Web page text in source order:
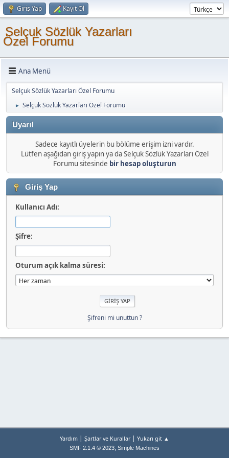
Giriş Yap Kayıt Ol
Selçuk Sözlük Yazarları
Özel Forumu
Ana Menü
Selçuk Sözlük Yazarları Özel Forumu
► Selçuk Sözlük Yazarları Özel Forumu
Uyarı!
Sadece kayıtlı üyelerin bu bölüme erişim izni vardır.
Lütfen aşağıdan giriş yapın ya da Selçuk Sözlük Yazarları Özel
Forumu sitesinde bir hesap oluşturun
Giriş Yap
Kullanıcı Adı:
Şifre:
Oturum açık kalma süresi:
Şifreni mi unuttun ?
Yardım | Şartlar ve Kurallar| Yukarı git ▲
SMF 2.1.4 © 2023, Simple Machines